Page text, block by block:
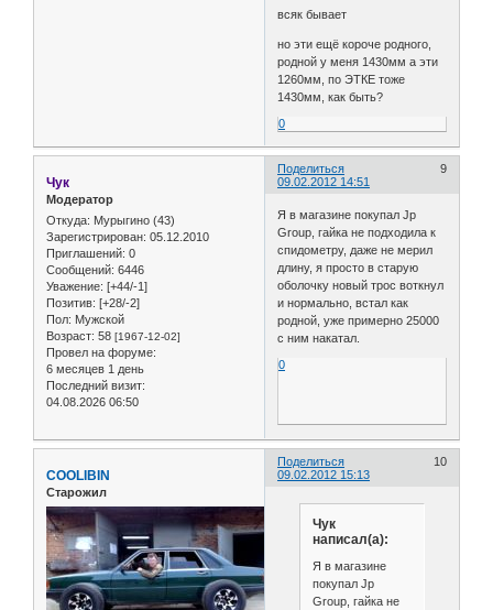
всяк бывает
но эти ещё короче родного,
родной у меня 1430мм а эти
1260мм, по ЭТКЕ тоже
1430мм, как быть?
0
Поделиться
9
09.02.2012 14:51
Чук
Модератор
Откуда: Мурыгино (43)
Зарегистрирован: 05.12.2010
Приглашений: 0
Сообщений: 6446
Уважение: [+44/-1]
Позитив: [+28/-2]
Пол: Мужской
Возраст: 58 [1967-12-02]
Провел на форуме:
6 месяцев 1 день
Последний визит:
04.08.2026 06:50
Я в магазине покупал Jp
Group, гайка не подходила к
спидометру, даже не мерил
длину, я просто в старую
оболочку новый трос воткнул
и нормально, встал как
родной, уже примерно 25000
с ним накатал.
0
Поделиться
10
09.02.2012 15:13
COOLIBIN
Старожил
Чук
написал(а):
Я в магазине
покупал Jp
Group, гайка не